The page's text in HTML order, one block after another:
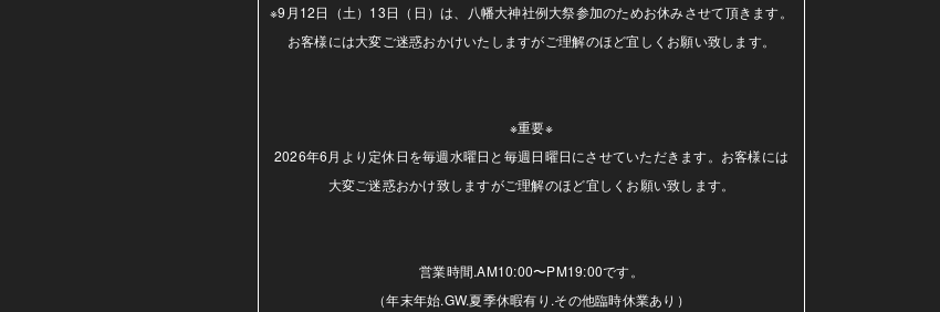
※9月12日（土）13日（日）は、八幡大神社例大祭参加のためお休みさせて頂きます。
お客様には大変ご迷惑おかけいたしますがご理解のほど宜しくお願い致します。
※重要※
2026年6月より定休日を毎週水曜日と毎週日曜日にさせていただきます。お客様には
大変ご迷惑おかけ致しますがご理解のほど宜しくお願い致します。
営業時間.AM10:00〜PM19:00です。
（年末年始.GW.夏季休暇有り.その他臨時休業あり）